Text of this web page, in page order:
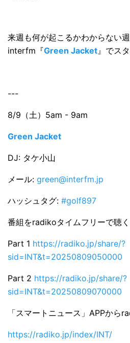
来週も何が起こるかわからない週
interfm『Green Jacket 』でス
---
8/9（土）5am - 9am
Green Jacket
DJ: タケ小山
メール: green@interfm.jp
ハッシュタグ: #golf897
番組をradikoタイムフリーで聴
Part 1 https://radiko.jp/share/?
sid=INT&t=20250809050000
Part 2 https://radiko.jp/share/?
sid=INT&t=20250809070000
「スマートニュース」APPか
https://radiko.jp/index/INT/